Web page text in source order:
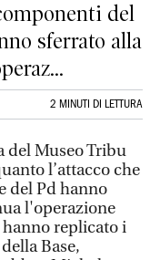
del
sferrato alla
2 MINUTI DI LETTURA
del Museo Tribu
l’attacco che
del Pd hanno
l'operazione
hanno replicato i
Base,